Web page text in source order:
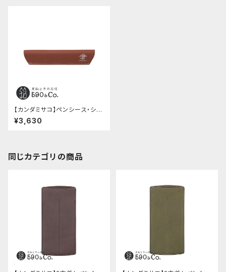
【カンダミサコ】ペンシース・シュ
ランケンカーフ (ブリック)
¥3,630
同じカテゴリの商品